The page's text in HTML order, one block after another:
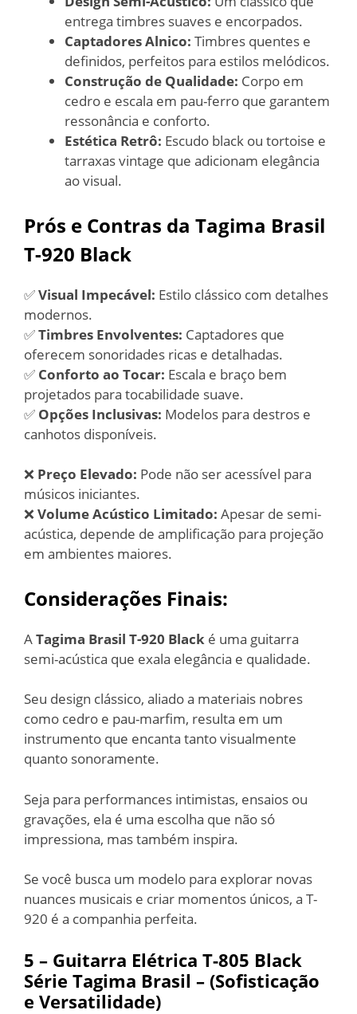
entrega timbres suaves e encorpados.
Captadores Alnico: Timbres quentes e
definidos, perfeitos para estilos melódicos.
Construção de Qualidade: Corpo em
cedro e escala em pau-ferro que garantem
ressonância e conforto.
Estética Retrô: Escudo black ou tortoise e
tarraxas vintage que adicionam elegância
ao visual.
Prós e Contras da Tagima Brasil
T-920 Black
✅Visual Impecável: Estilo clássico com detalhes
modernos.
✅Timbres Envolventes: Captadores que
oferecem sonoridades ricas e detalhadas.
✅ Conforto ao Tocar: Escala e braço bem
projetados para tocabilidade suave.
✅ Opções Inclusivas: Modelos para destros e
canhotos disponíveis.
❌ Preço Elevado: Pode não ser acessível para
músicos iniciantes.
❌Volume Acústico Limitado: Apesar de semi-
acústica, depende de amplificação para projeção
em ambientes maiores.
Considerações Finais:
ATagima Brasil T-920 Black é uma guitarra
semi-acústica que exala elegância e qualidade.
Seu design clássico, aliado a materiais nobres
como cedro e pau-marfim, resulta em um
instrumento que encanta tanto visualmente
quanto sonoramente.
Seja para performances intimistas, ensaios ou
gravações, ela é uma escolha que não só
impressiona, mas também inspira.
Se você busca um modelo para explorar novas
nuances musicais e criar momentos únicos, a T-
920 é a companhia perfeita.
5 – Guitarra Elétrica T-805 Black
Série Tagima Brasil – (Sofisticação
e Versatilidade)